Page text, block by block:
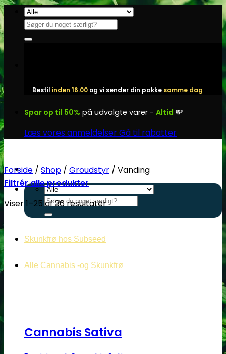
Fortsæt
indhold
Søg
efter:
Bestil inden 16.00 og vi sender din pakke samme dag
Spar op til 50% på udvalgte varer - Altid 💸
Læs vores anmeldelserGå til rabatter
Søg
efter:
Skunkfrø hos Subseed
Alle Cannabis -og Skunkfrø
Cannabis Sativa
Forside / Shop / Groudstyr / Vanding
Filtrér alle produkter
Viser 1–25 af 36 resultater